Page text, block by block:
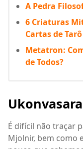
A Pedra
6 Criaturas
Cartas de
Metatron:
de Todos?
É difícil não traçar
Mjolnir, bem como